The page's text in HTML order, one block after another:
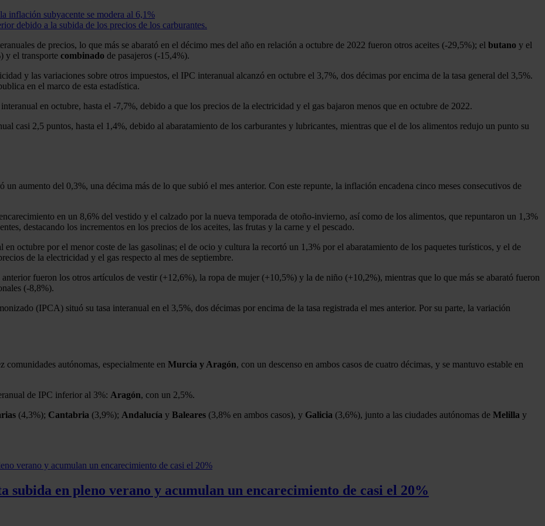
inflación subyacente se modera al 6,1%
debido a la subida de los precios de los carburantes.
de precios, lo que más se abarató en el décimo mes del año en relación a octubre de 2022 fueron otros aceites (-29,5%); el butano y el
y el transporte combinado de pasajeros (-15,4%).
y las variaciones sobre otros impuestos, el IPC interanual alcanzó en octubre el 3,7%, dos décimas por encima de la tasa general del 3,5%.
en el marco de esta estadística.
en octubre, hasta el -7,7%, debido a que los precios de la electricidad y el gas bajaron menos que en octubre de 2022.
casi 2,5 puntos, hasta el 1,4%, debido al abaratamiento de los carburantes y lubricantes, mientras que el de los alimentos redujo un punto su
aumento del 0,3%, una décima más de lo que subió el mes anterior. Con este repunte, la inflación encadena cinco meses consecutivos de
en un 8,6% del vestido y el calzado por la nueva temporada de otoño-invierno, así como de los alimentos, que repuntaron un 1,3%
destacando los incrementos en los precios de los aceites, las frutas y la carne y el pescado.
octubre por el menor coste de las gasolinas; el de ocio y cultura la recortó un 1,3% por el abaratamiento de los paquetes turísticos, y el de
de la electricidad y el gas respecto al mes de septiembre.
fueron los otros artículos de vestir (+12,6%), la ropa de mujer (+10,5%) y la de niño (+10,2%), mientras que lo que más se abarató fueron
(-8,8%).
(IPCA) situó su tasa interanual en el 3,5%, dos décimas por encima de la tasa registrada el mes anterior. Por su parte, la variación
comunidades autónomas, especialmente en Murcia y Aragón, con un descenso en ambos casos de cuatro décimas, y se mantuvo estable en
de IPC inferior al 3%: Aragón, con un 2,5%.
(4,3%); Cantabria (3,9%); Andalucía y Baleares (3,8% en ambos casos), y Galicia (3,6%), junto a las ciudades autónomas de Melilla y
subida en pleno verano y acumulan un encarecimiento de casi el 20%